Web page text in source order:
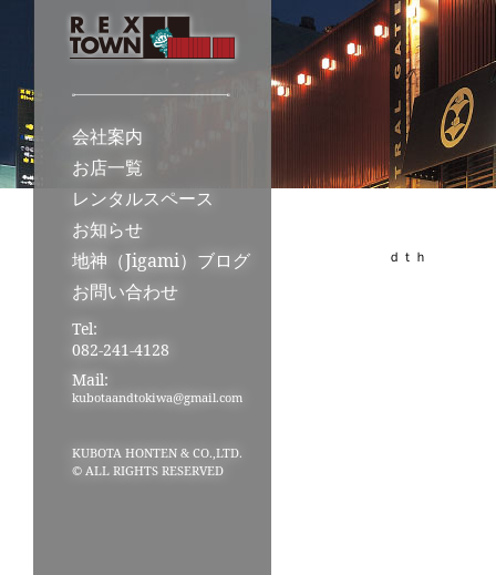
会社案内
お店一覧
レンタルスペース
お知らせ
地神（Jigami）ブログ
お問い合わせ
Tel:
082-241-4128
Mail:
kubotaandtokiwa@gmail.com
KUBOTA HONTEN & CO.,LTD.
© ALL RIGHTS RESERVED
ｄｔｈ